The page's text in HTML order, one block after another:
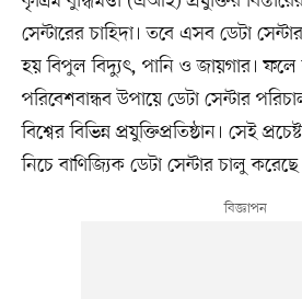
সেন্টারের চাহিদা। তবে এসব ডেটা
হয় বিপুল বিদ্যুৎ, পানি ও জায়গার।
পরিবেশবান্ধব উপায়ে ডেটা সেন্টার
বিশ্বের বিভিন্ন প্রযুক্তিপ্রতিষ্ঠান। সেই
নিচে বাণিজ্যিক ডেটা সেন্টার চালু করেছে